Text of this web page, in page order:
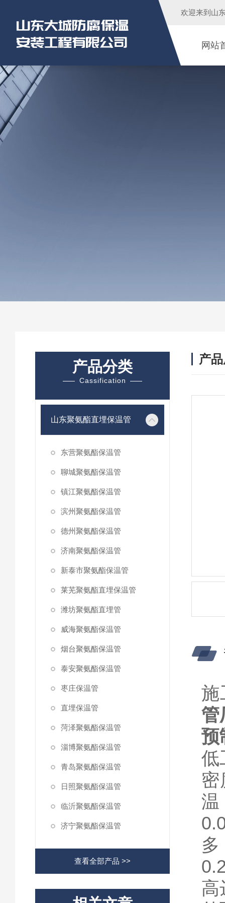
欢迎来到 山
网站
产品分类
Cassification
山东聚氨酯直埋保温管
东营聚氨酯保温管
聊城聚氨酯保温管
镇江聚氨酯保温管
滨州聚氨酯保温管
德州聚氨酯保温管
济南聚氨酯保温管
新泰市聚氨酯保温管
莱芜聚氨酯直埋保温管
潍坊聚氨酯直埋管
威海聚氨酯保温管
烟台聚氨酯保温管
泰安聚氨酯保温管
枣庄保温管
直埋保温管
菏泽聚氨酯保温管
淄博聚氨酯保温管
青岛聚氨酯保温管
日照聚氨酯保温管
临沂聚氨酯保温管
济宁聚氨酯保温管
查看全部产品 >>
产
施
管
预
低
密
高